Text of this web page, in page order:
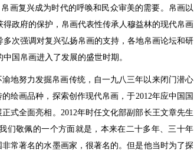
画复兴成为时代的呼唤和民众审美的需要。帛画以
政府的保护，帛画代表性传承人穆益林的现代帛画
次强调对复兴弘扬帛画的支持，各地帛画论坛和研
国帛画进入了发展的盛世时期。
地努力发掘帛画传统，自一九八三年以来闭门潜心
绘画品种，探索创作现代帛画，于2012年应中国国
式全面亮相。2012年时任文化部副部长王文章先生
们敬佩的一个方面就是，本来在二十多年、三十年
常著名的水墨画家，很著名的。但是他当时为了探